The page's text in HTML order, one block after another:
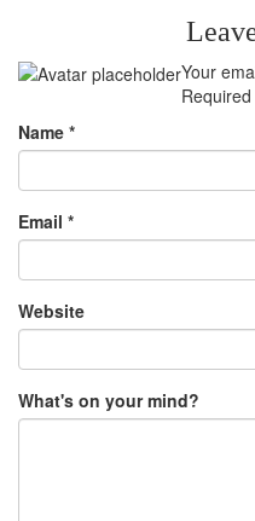
Your
Name *
Email *
Website
What's on your mind?